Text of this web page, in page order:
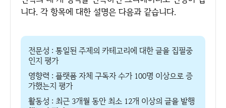
니다. 각 항목에 대한 설명은 다음과 같습니다.
전문성 : 통일된 주제의 카테고리에 대한 글을 집필중
인지 평가
영향력 : 플랫폼 자체 구독자 수가 100명 이상으로 증
가했는지 평가
활동성 : 최근 3개월 동안 최소 12개 이상의 글을 발행